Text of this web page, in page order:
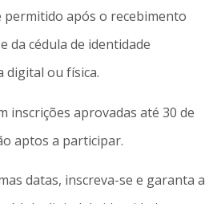
permitido após o recebimento
da cédula de identidade
digital ou física.
inscrições aprovadas até 30 de
aptos a participar.
datas, inscreva-se e garanta a